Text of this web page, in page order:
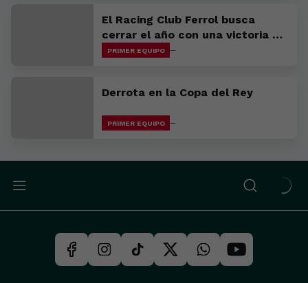
El Racing Club Ferrol busca
cerrar el año con una victoria en
Avilés
PRIMER EQUIPO
Derrota en la Copa del Rey
PRIMER EQUIPO